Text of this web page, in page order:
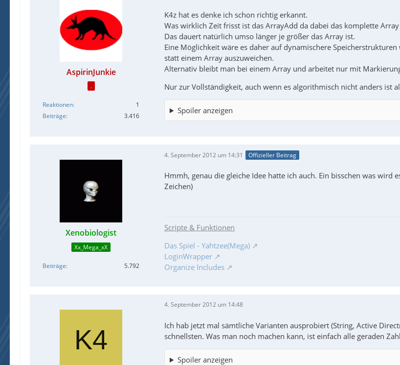
AspirinJunkie
.
Reaktionen
1
Beiträge
3.416
K4z hat es denke ich schon richtig erkannt.
Was wirklich Zeit frisst ist das ArrayAdd da dabei das komplette
Das dauert natürlich umso länger je größer das Array ist.
Eine Möglichkeit wäre es daher auf dynamischere
statt einem Array auszuweichen.
Alternativ bleibt man bei einem Array und arbeitet nur mit
Nur zur Vollständigkeit, auch wenn es algorithmisch nicht anders ist
Spoiler anzeigen
Xenobiologist
Xx_Mega_xX
Beiträge 5.792
4. September 2012 um 14:31 Offizieller Beitrag
Hmmh, genau die gleiche Idee hatte ich auch. Ein bisschen was wird
Zeichen)
Scripte & Funktionen
Das Spiel - Yahtzee(Mega)
LoginWrapper
Organize Includes
4. September 2012 um 14:48
Ich hab jetzt mal sämtliche Varianten ausprobiert (String, Active
schnellsten. Was man noch machen kann, ist einfach alle geraden
Spoiler anzeigen